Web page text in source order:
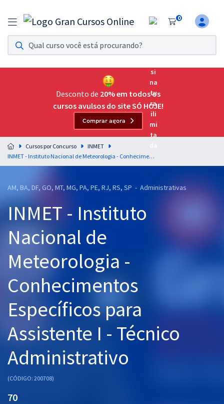
0
Assinatura Ilimitada 11
Acesso a todos os cursos. Teste grátis por 7 dias!
Assinatura OAB Até Passar
Acesso ilimitado a toda preparação para o Exame da
Residências Multiprofissionais
Preparação completa e intensiva para as principais
residências em saúde do Brasil
Cursos 20% OFF
Pós
Graduação
OAB
Questões grátis
Desconto de 20% em todos os
cursos avulsos do site SÓ HOJE!
Comprar agora
Cursos por Concurso
INMET
INMET - Instituto Nacional de Meteorologia - Conhecimentos Específicos para Assistente I - Técnico Administrativo
AM, BA, DF, GO, MT, MG, PA, PE, RJ, RS, SP - Administrativas
INMET - Instituto
Nacional de
Meteorologia -
Conhecimentos
Específicos para
Assistente I - Técnico
Administrativo
(CÓDIGO: 200708)
70